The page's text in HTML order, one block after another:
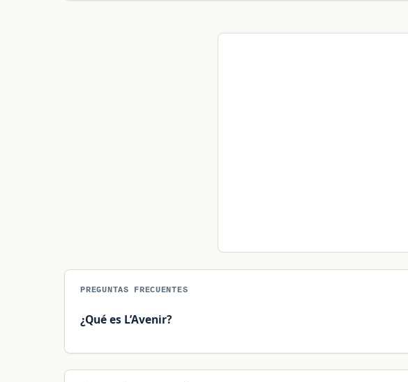
PREGUNTAS FRECUENTES
¿Qué es L’Avenir?